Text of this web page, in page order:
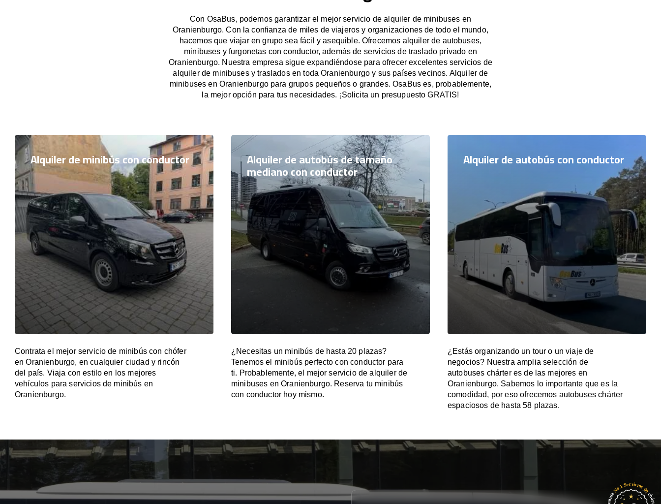
Con OsaBus, podemos garantizar el mejor servicio de alquiler de minibuses en
Oranienburgo. Con la confianza de miles de viajeros y organizaciones de todo el mundo,
hacemos que viajar en grupo sea fácil y asequible. Ofrecemos alquiler de autobuses,
minibuses y furgonetas con conductor, además de servicios de traslado privado en
Oranienburgo. Nuestra empresa sigue expandiéndose para ofrecer excelentes servicios de
alquiler de minibuses y traslados en toda Oranienburgo y sus países vecinos. Alquiler de
minibuses en Oranienburgo para grupos pequeños o grandes. OsaBus es, probablemente,
la mejor opción para tus necesidades. ¡Solicita un presupuesto GRATIS!
Alquiler de minibús con conductor
Contrata el mejor servicio de minibús con chófer
en Oranienburgo, en cualquier ciudad y rincón
del país. Viaja con estilo en los mejores
vehículos para servicios de minibús en
Oranienburgo.
Alquiler de autobús de tamaño
mediano con conductor
¿Necesitas un minibús de hasta 20 plazas?
Tenemos el minibús perfecto con conductor para
ti. Probablemente, el mejor servicio de alquiler de
minibuses en Oranienburgo. Reserva tu minibús
con conductor hoy mismo.
Alquiler de autobús con conductor
¿Estás organizando un tour o un viaje de
negocios? Nuestra amplia selección de
autobuses chárter es de las mejores en
Oranienburgo. Sabemos lo importante que es la
comodidad, por eso ofrecemos autobuses chárter
espaciosos de hasta 58 plazas.